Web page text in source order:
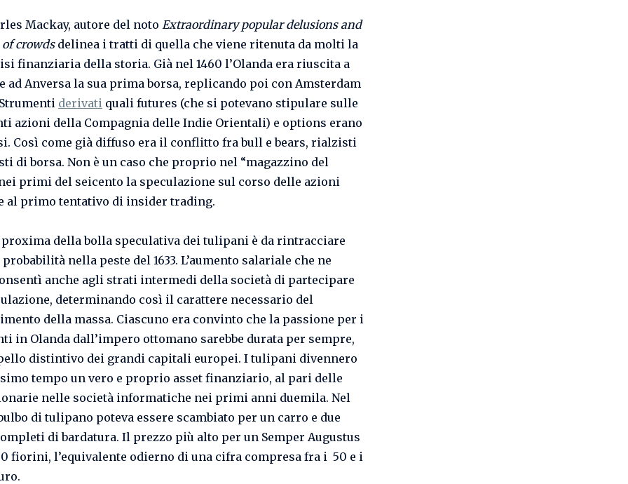
Mackay, autore del noto Extraordinary popular delusions and
crowdsdelinea i tratti di quella che viene ritenuta da molti la
finanziaria della storia. Già nel 1460 l’Olanda era riuscita a
ad Anversa la sua prima borsa, replicando poi con Amsterdam
Strumenti derivati quali futures (che si potevano stipulare sulle
azioni della Compagnia delle Indie Orientali) e options erano
Così come già diffuso era il conflitto fra bull e bears, rialzisti
di borsa. Non è un caso che proprio nel “magazzino del
primi del seicento la speculazione sul corso delle azioni
al primo tentativo di insider trading.
proxima della bolla speculativa dei tulipani è da rintracciare
nella peste del 1633. L’aumento salariale che ne
anche agli strati intermedi della società di partecipare
determinando così il carattere necessario del
della massa. Ciascuno era convinto che la passione per i
in Olanda dall’impero ottomano sarebbe durata per sempre,
distintivo dei grandi capitali europei. I tulipani divennero
tempo un vero e proprio asset finanziario, al pari delle
nelle società informatiche nei primi anni duemila. Nel
di tulipano poteva essere scambiato per un carro e due
di bardatura. Il prezzo più alto per un Semper Augustus
fiorini, l’equivalente odierno di una cifra compresa fra i 50 e i